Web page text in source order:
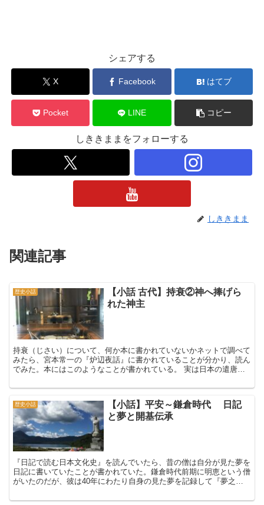
シェアする
X Facebook はてブ
Pocket LINE コピー
しききままをフォローする
しききまま
関連記事
歴史小話
【小話 古代】持衰②神へ捧げら
れた神主
持衰（じさい）について、何か本に書かれていないかネットで調べて
みたら、宮本常一の『炉辺夜話』に書かれていることが分かり、読ん
でみた。本にはこのようなことが書かれている。 実は日本の遣唐使
歴史小話
【小話】平安～鎌倉時代 日記
と夢と開基伝承
『日記で読む日本文化史』を読んでいたら、昔の僧は自分が見た夢を
日記に書いていたことが書かれていた。鎌倉時代前期に明恵という僧
がいたのだが、彼は40年にわたり自身の見た夢を記録して『夢之